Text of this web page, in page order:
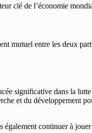
clé de l’économie
mutuel entre les deux
significative dans la
et du développement
continuer à